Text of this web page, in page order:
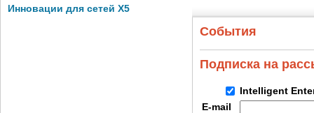
Инновации для сетей X5
События
Подписка на
Intelligent
E-mail